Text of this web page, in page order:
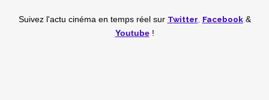
Suivez l'actu cinéma en temps réel sur Twitter Facebook&
Youtube!